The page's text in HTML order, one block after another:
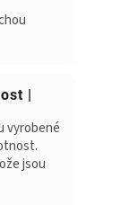
|
vyrobené
jsou